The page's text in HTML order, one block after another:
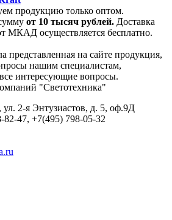
продукцию только оптом.
от 10 тысяч рублей. Доставка
МКАД осуществляется бесплатно.
представленная на сайте продукция,
нашим специалистам,
интересующие вопросы.
"Светотехника"
, ул. 2-я Энтузиастов, д. 5, оф.9Д
82-47, +7(495) 798-05-32